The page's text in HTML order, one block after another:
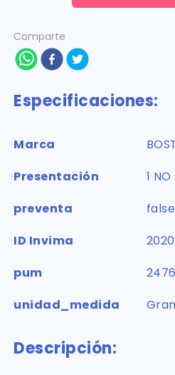
Comparte
Especificaciones:
Marca
Presentación
1
preventa
false
ID Invima
pum
unidad_medida
Descripción: